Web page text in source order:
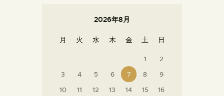
2026年8月
月 火 水 木 金 土 日
1
2
3
4 5 6 7 8
9
10
11 12 13 14 15
16